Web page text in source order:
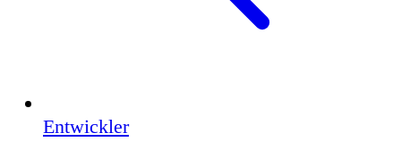
Entwickler